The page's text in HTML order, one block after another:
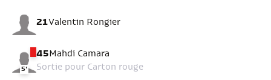
21Valentin Rongier
45 Mahdi Camara
Sortie pour Carton rouge
5'